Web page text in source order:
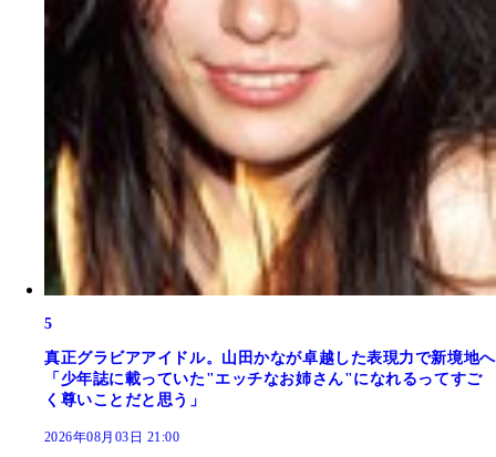
5
真正グラビアアイドル。山田かなが卓越した表現力で新境地へ
「少年誌に載っていた"エッチなお姉さん"になれるってすご
く尊いことだと思う」
2026年08月03日 21:00